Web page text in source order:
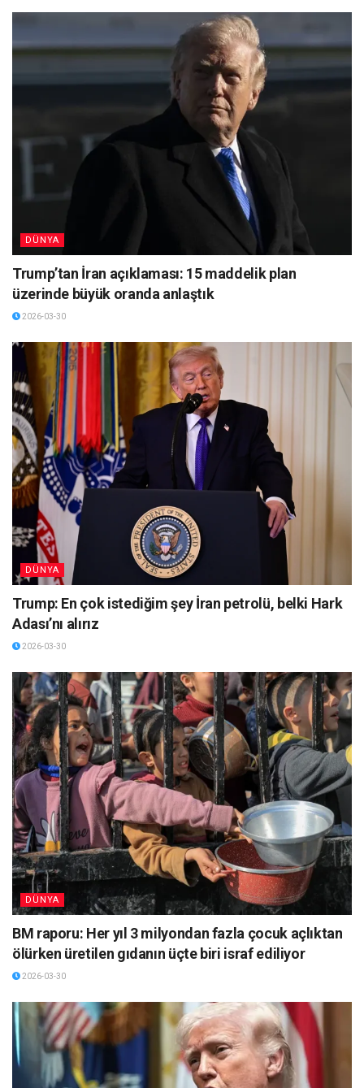
DÜNYA
Trump’tan İran açıklaması: 15 maddelik plan
üzerinde büyük oranda anlaştık
2026-03-30
DÜNYA
Trump: En çok istediğim şey İran petrolü, belki Hark
Adası’nı alırız
2026-03-30
DÜNYA
BM raporu: Her yıl 3 milyondan fazla çocuk açlıktan
ölürken üretilen gıdanın üçte biri israf ediliyor
2026-03-30